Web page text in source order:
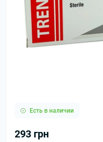
Есть в наличии
293 грн